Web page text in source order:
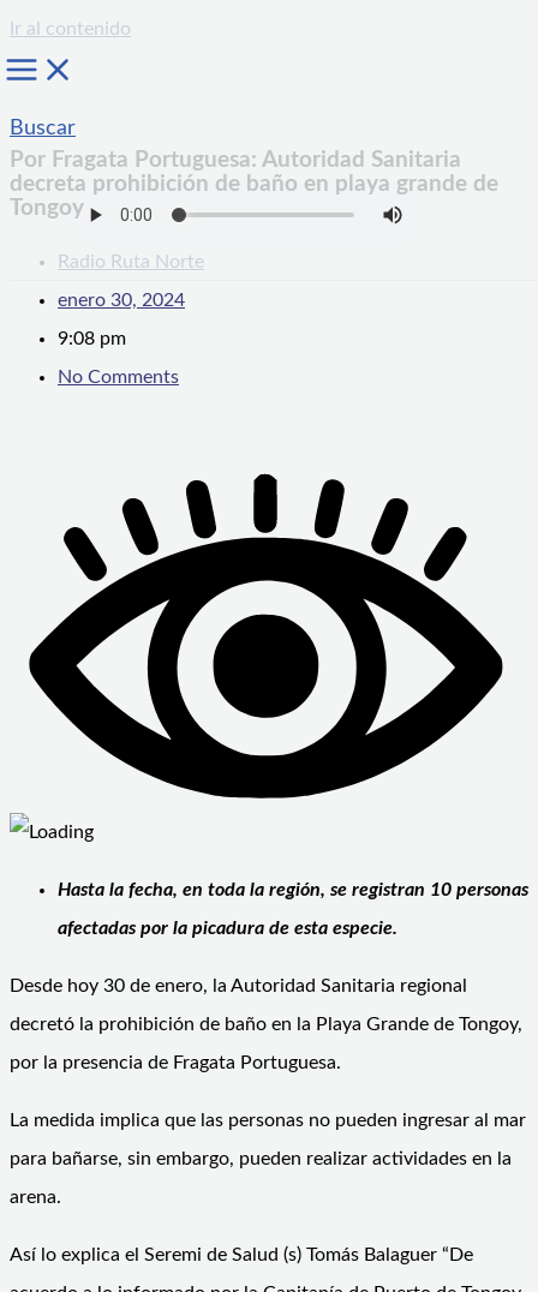
Ir al contenido
Buscar
Por Fragata Portuguesa: Autoridad Sanitaria
decreta prohibición de baño en playa grande de
Tongoy
Radio Ruta Norte
enero 30, 2024
9:08 pm
No Comments
Hasta la fecha, en toda la región, se registran 10 personas
afectadas por la picadura de esta especie.
Desde hoy 30 de enero, la Autoridad Sanitaria regional
decretó la prohibición de baño en la Playa Grande de Tongoy,
por la presencia de Fragata Portuguesa.
La medida implica que las personas no pueden ingresar al mar
para bañarse, sin embargo, pueden realizar actividades en la
arena.
Así lo explica el Seremi de Salud (s) Tomás Balaguer “De